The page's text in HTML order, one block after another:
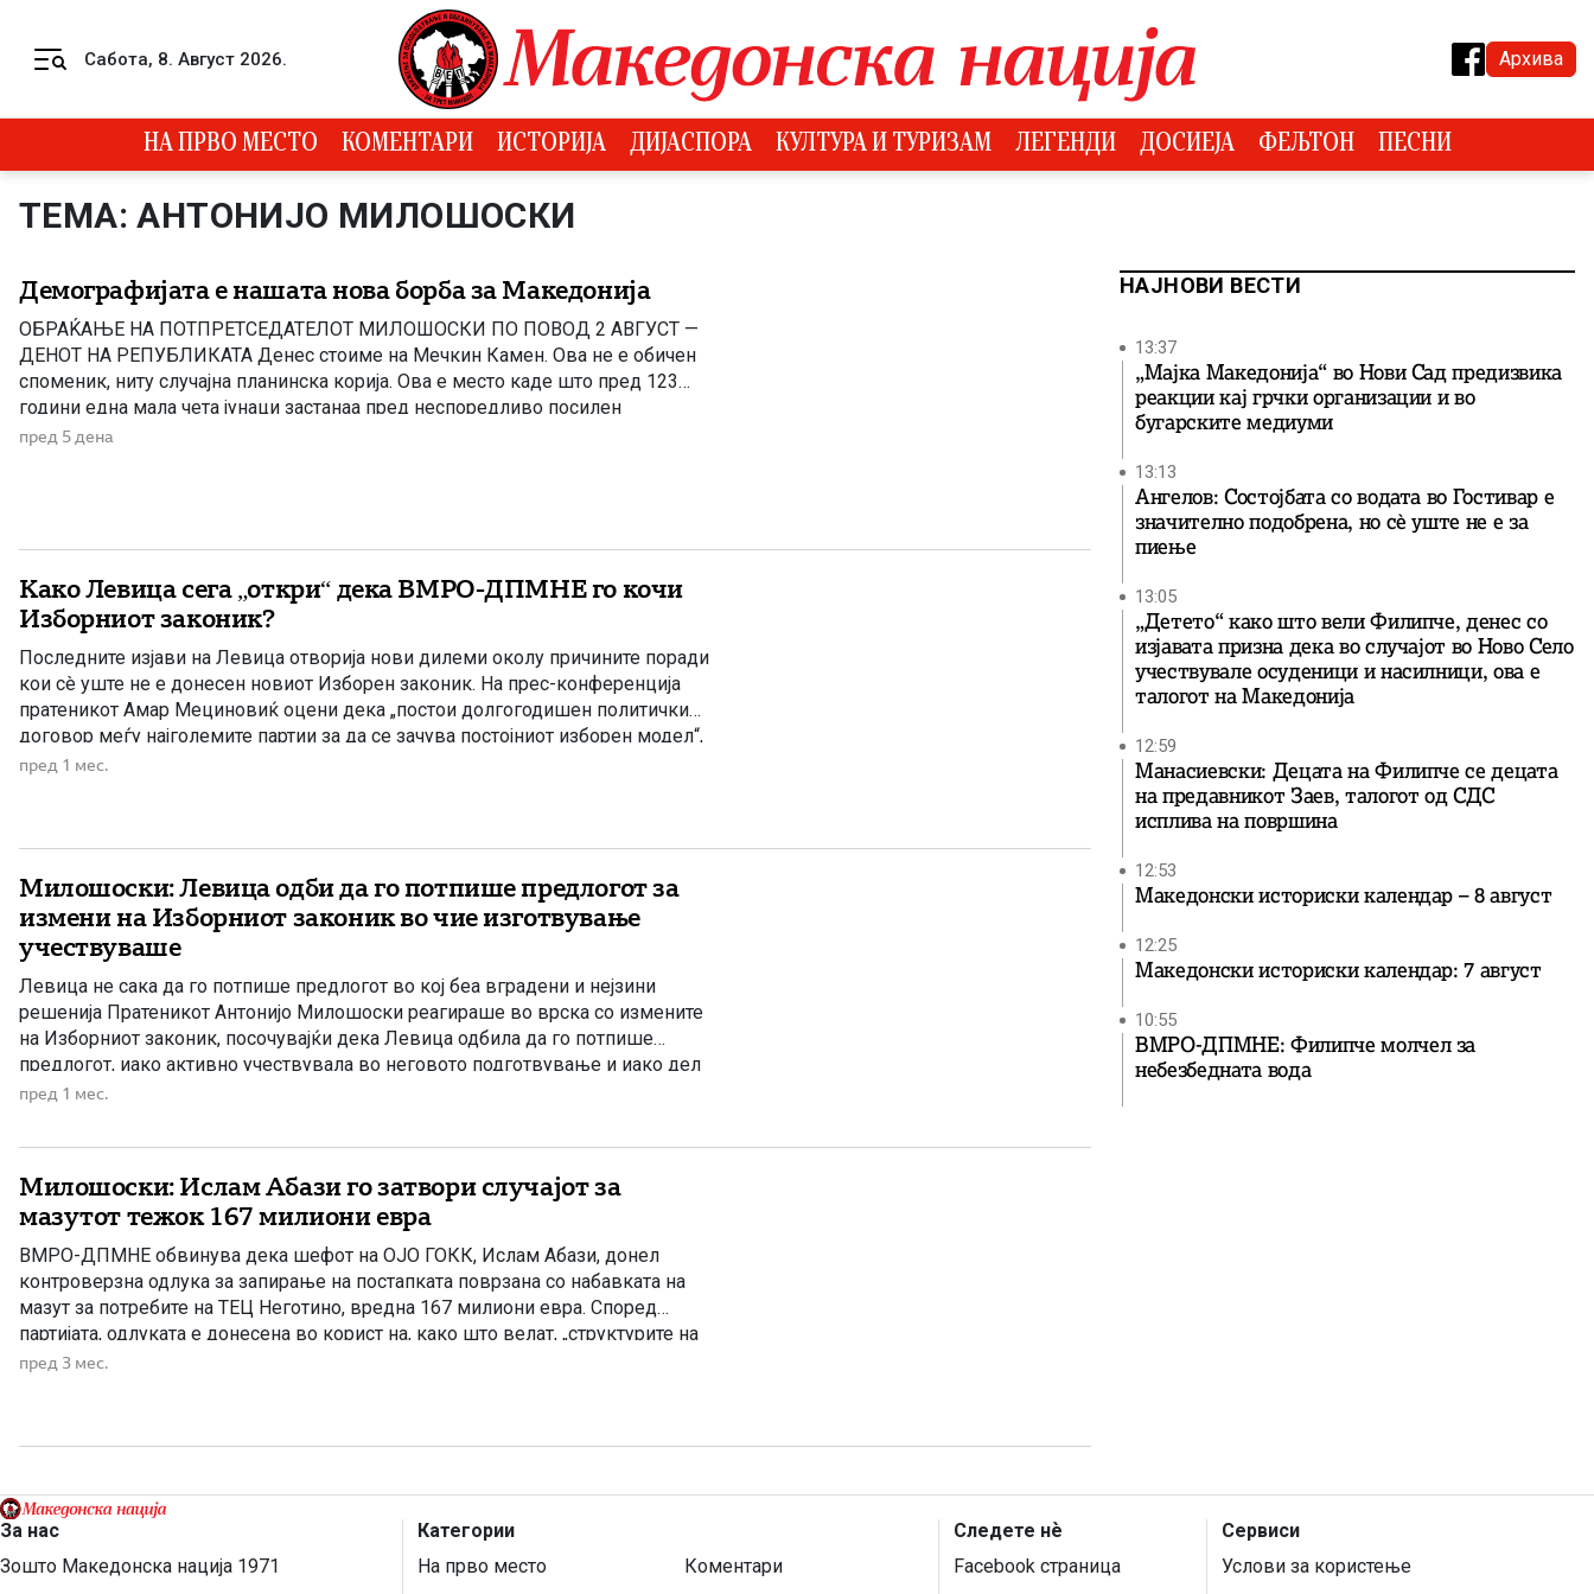
Сабота, 8. Август 2026. Архива
НА ПРВО МЕСТО КОМЕНТАРИ ИСТОРИЈА ДИЈАСПОРА КУЛТУРА И ТУРИЗАМ ЛЕГЕНДИ ДОСИЕЈА ФЕЉТОН ПЕСНИ
ТЕМА: АНТОНИЈО МИЛОШОСКИ
Демографијата е нашата нова борба за Македонија
ОБРАЌАЊЕ НА ПОТПРЕТСЕДАТЕЛОТ МИЛОШОСКИ ПО ПОВОД 2 АВГУСТ —
ДЕНОТ НА РЕПУБЛИКАТА Денес стоиме на Мечкин Камен. Ова не е обичен
споменик, ниту случајна планинска корија. Ова е место каде што пред 123
години една мала чета јунаци застанаа пред неспоредливо посилен
непријател — и не отстапија! Питу Гули и неговите соборци знаеле сè за […]
пред 5 дена
Како Левица сега „откри“ дека ВМРО-ДПМНЕ го кочи
Изборниот законик?
Последните изјави на Левица отворија нови дилеми околу причините поради
кои сè уште не е донесен новиот Изборен законик. На прес-конференција
пратеникот Амар Мециновиќ оцени дека „постои долгогодишен политички
договор меѓу најголемите партии за да се зачува постојниот изборен модел“,
притоа тврдејќи дека и ВМРО-ДПМНЕ го кочи процесот. Според
пред 1 мес.
Милошоски: Левица одби да го потпише предлогот за
измени на Изборниот законик во чие изготвување
учествуваше
Левица не сака да го потпише предлогот во кој беа вградени и нејзини
решенија Пратеникот Антонијо Милошоски реагираше во врска со измените
на Изборниот законик, посочувајќи дека Левица одбила да го потпише
предлогот, иако активно учествувала во неговото подготвување и иако дел
од нејзините предлози биле вградени во текстот. Темата за измени на
пред 1 мес.
Милошоски: Ислам Абази го затвори случајот за
мазутот тежок 167 милиони евра
ВМРО-ДПМНЕ обвинува дека шефот на ОЈО ГОКК, Ислам Абази, донел
контроверзна одлука за запирање на постапката поврзана со набавката на
мазут за потребите на ТЕЦ Неготино, вредна 167 милиони евра. Според
партијата, одлуката е донесена во корист на, како што велат, „структурите на
СДС и ДУИ“, а пратеникот Антонијо Милошоски посочи дека случајот не смее
пред 3 мес.
НАЈНОВИ ВЕСТИ
13:37
„Мајка Македонија“ во Нови Сад предизвика
реакции кај грчки организации и во
бугарските медиуми
13:13
Ангелов: Состојбата со водата во Гостивар е
значително подобрена, но сè уште не е за
пиење
13:05
„Детето“ како што вели Филипче, денес со
изјавата призна дека во случајот во Ново Село
учествувале осуденици и насилници, ова е
талогот на Македонија
12:59
Манасиевски: Децата на Филипче се децата
на предавникот Заев, талогот од СДС
исплива на површина
12:53
Македонски историски календар – 8 август
12:25
Македонски историски календар: 7 август
10:55
ВМРО-ДПМНЕ: Филипче молчел за
небезбедната вода
За нас
Зошто Македонска нација 1971
Категории
На прво место
Коментари
Следете нѐ
Facebook страница
Сервиси
Услови за користење